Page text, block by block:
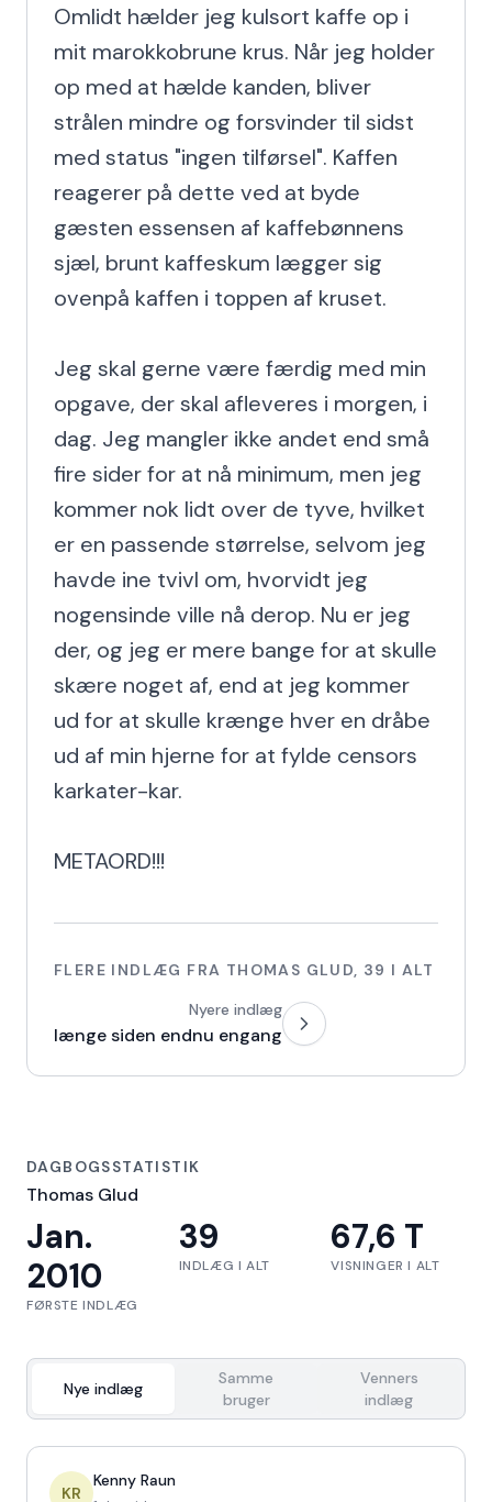
Omlidt hælder jeg kulsort kaffe op i
mit marokkobrune krus. Når jeg holder
op med at hælde kanden, bliver
strålen mindre og forsvinder til sidst
med status "ingen tilførsel". Kaffen
reagerer på dette ved at byde
gæsten essensen af kaffebønnens
sjæl, brunt kaffeskum lægger sig
ovenpå kaffen i toppen af kruset.
Jeg skal gerne være færdig med min
opgave, der skal afleveres i morgen, i
dag. Jeg mangler ikke andet end små
fire sider for at nå minimum, men jeg
kommer nok lidt over de tyve, hvilket
er en passende størrelse, selvom jeg
havde ine tvivl om, hvorvidt jeg
nogensinde ville nå derop. Nu er jeg
der, og jeg er mere bange for at skulle
skære noget af, end at jeg kommer
ud for at skulle krænge hver en dråbe
ud af min hjerne for at fylde censors
karkater-kar.
METAORD!!!
FLERE INDLÆG FRA THOMAS GLUD, 39 I ALT
Nyere indlæg
længe siden endnu engang
DAGBOGSSTATISTIK
Thomas Glud
Jan.
2010
FØRSTE INDLÆG
39
INDLÆG I ALT
67,6 T
VISNINGER I ALT
Nye indlæg
Samme
bruger
Venners
indlæg
KR
Kenny Raun